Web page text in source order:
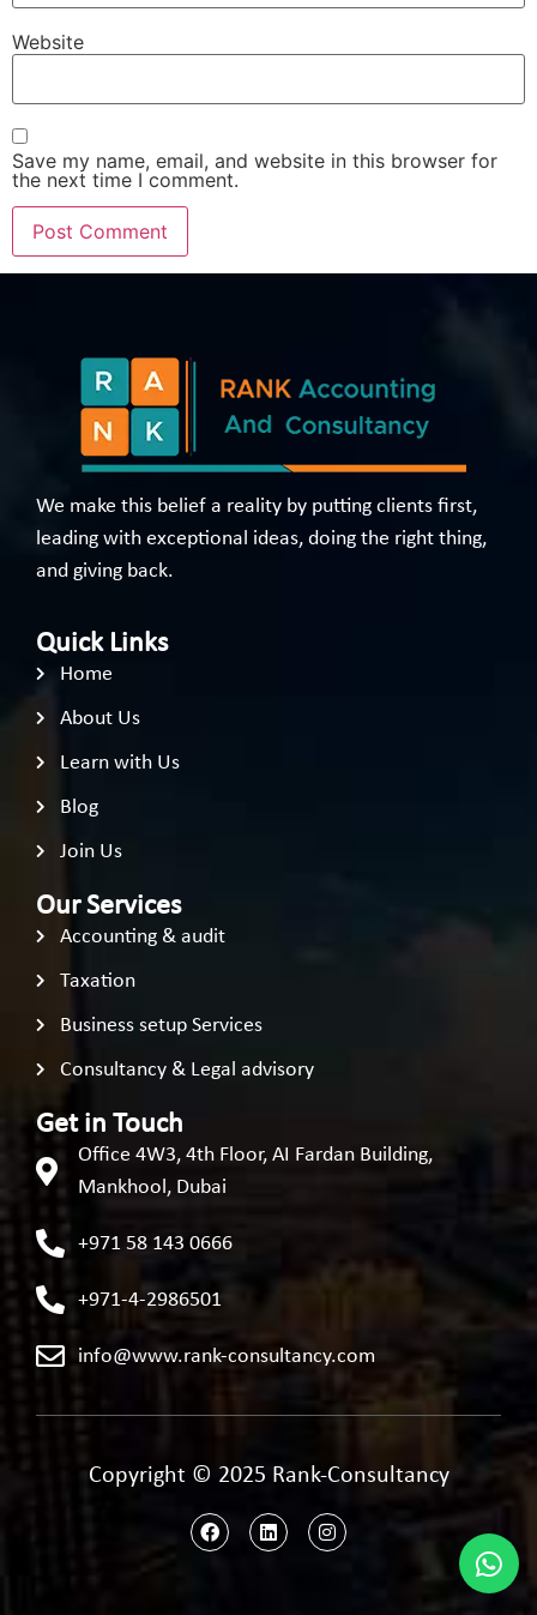
Website
Save my name, email, and website in this browser for
the next time I comment.
We make this belief a reality by putting clients first,
leading with exceptional ideas, doing the right thing,
and giving back.
Quick Links
Home
About Us
Learn with Us
Blog
Join Us
Our Services
Accounting & audit
Taxation
Business setup Services
Consultancy & Legal advisory
Get in Touch
Office 4W3, 4th Floor, AI Fardan Building,
Mankhool, Dubai
+971 58 143 0666
+971-4-2986501
info@www.rank-consultancy.com
Copyright © 2025 Rank-Consultancy